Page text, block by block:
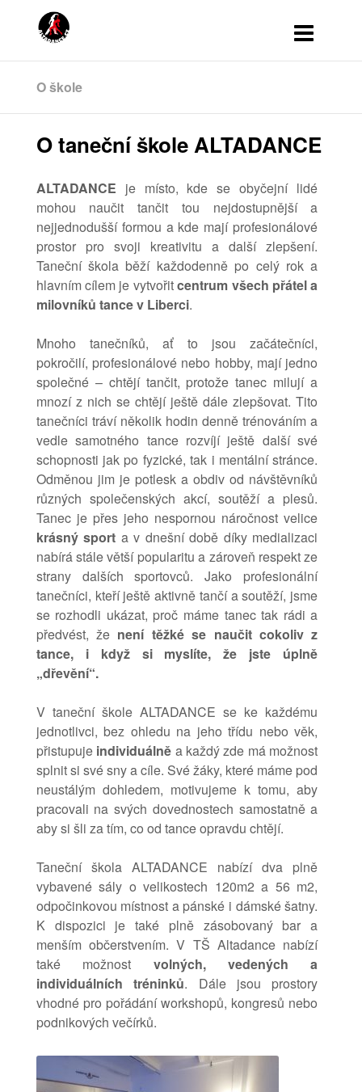
O škole
O taneční škole ALTADANCE
ALTADANCE je místo, kde se obyčejní lidé
mohou naučit tančit tou nejdostupnější a
nejjednodušší formou a kde mají profesionálové
prostor pro svoji kreativitu a další zlepšení.
Taneční škola běží každodenně po celý rok a
hlavním cílem je vytvořitcentrum všech přátel a
milovníků tance v Liberci.
Mnoho tanečníků, ať to jsou začátečníci,
pokročilí, profesionálové nebo hobby, mají jedno
společné – chtějí tančit, protože tanec milují a
mnozí z nich se chtějí ještě dále zlepšovat. Tito
tanečníci tráví několik hodin denně trénováním a
vedle samotného tance rozvíjí ještě další své
schopnosti jak po fyzické, tak i mentální stránce.
Odměnou jim je potlesk a obdiv od návštěvníků
různých společenských akcí, soutěží a plesů.
Tanec je přes jeho nespornou náročnost velice
krásný sport a v dnešní době díky medializaci
nabírá stále větší popularitu a zároveň respekt ze
strany dalších sportovců. Jako profesionální
tanečníci, kteří ještě aktivně tančí a soutěží, jsme
se rozhodli ukázat, proč máme tanec tak rádi a
předvést, že není těžké se naučit cokoliv z
tance, i když si myslíte, že jste úplně
„dřevění“.
V taneční škole ALTADANCE se ke každému
jednotlivci, bez ohledu na jeho třídu nebo věk,
přistupuje individuálně a každý zde má možnost
splnit si své sny a cíle. Své žáky, které máme pod
neustálým dohledem, motivujeme k tomu, aby
pracovali na svých dovednostech samostatně a
aby si šli za tím, co od tance opravdu chtějí.
Taneční škola ALTADANCE nabízí dva plně
vybavené sály o velikostech 120m2 a 56 m2,
odpočinkovou místnost a pánské i dámské šatny.
K dispozici je také plně zásobovaný bar a
menším občerstvením. V TŠ Altadance nabízí
také možnost volných, vedených a
individuálních tréninků. Dále jsou prostory
vhodné pro pořádání workshopů, kongresů nebo
podnikových večírků.